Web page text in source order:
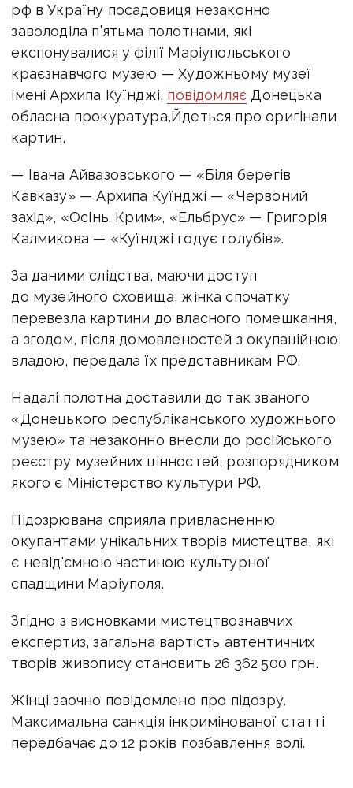
рф в Україну посадовиця незаконно
заволоділа п’ятьма полотнами, які
експонувалися у філії Маріупольського
краєзнавчого музею — Художньому музеї
імені Архипа Куїнджі, повідомляє Донецька
обласна прокуратура,Йдеться про оригінали
картин,
— Івана Айвазовського — «Біля берегів
Кавказу» — Архипа Куїнджі — «Червоний
захід», «Осінь. Крим», «Ельбрус» — Григорія
Калмикова — «Куїнджі годує голубів».
За даними слідства, маючи доступ
до музейного сховища, жінка спочатку
перевезла картини до власного помешкання,
а згодом, після домовленостей з окупаційною
владою, передала їх представникам РФ.
Надалі полотна доставили до так званого
«Донецького республіканського художнього
музею» та незаконно внесли до російського
реєстру музейних цінностей, розпорядником
якого є Міністерство культури РФ.
Підозрювана сприяла привласненню
окупантами унікальних творів мистецтва, які
є невід'ємною частиною культурної
спадщини Маріуполя.
Згідно з висновками мистецтвознавчих
експертиз, загальна вартість автентичних
творів живопису становить 26 362 500 грн.
Жінці заочно повідомлено про підозру.
Максимальна санкція інкримінованої статті
передбачає до 12 років позбавлення волі.